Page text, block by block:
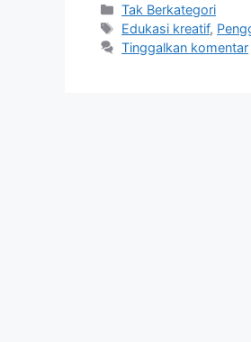
Kategori
Tak Berkategori
Tag
Edukasi kreatif,
Tinggalkan komentar